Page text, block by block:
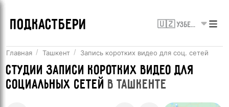
ПОДКАСТБЕРИ 🇺🇿 Узбекистан
Главная Ташкент Запись коротких видео для соц. сетей
Студии записи коротких видео для
социальных сетей вТашкенте